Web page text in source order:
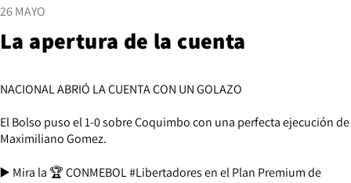
26 MAYO
La apertura de la cuenta
NACIONAL ABRIÓ LA CUENTA CON UN GOLAZO
El Bolso puso el 1-0 sobre Coquimbo con una perfecta ejecución de
Maximiliano Gomez.
▶️ Mira la 🏆 CONMEBOL#Libertadoresen el Plan Premium de